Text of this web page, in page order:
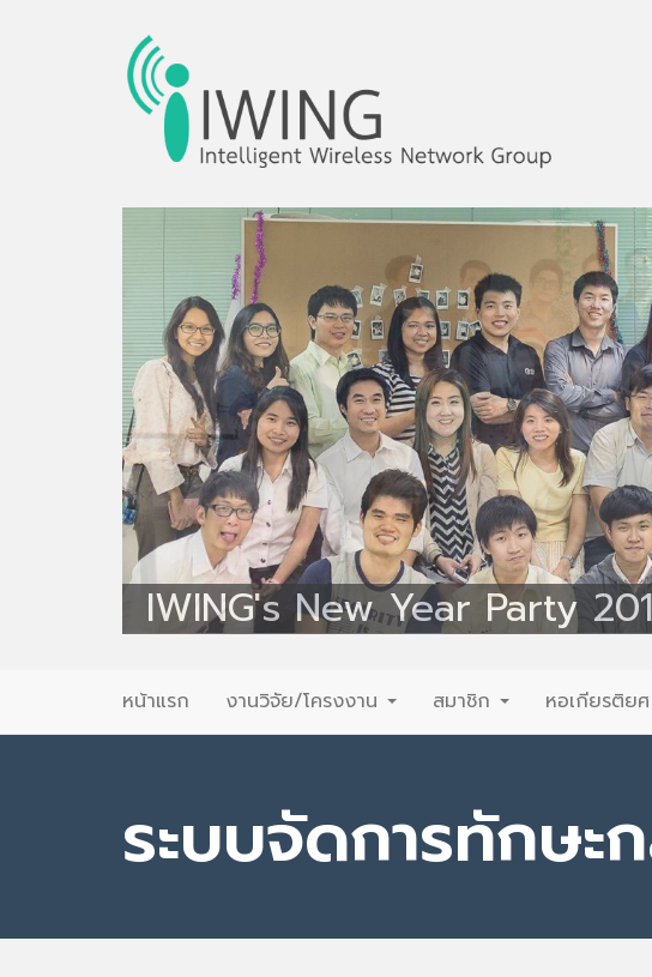
Intelligent Wireless
IWING's New Year Party
Primary
content
หน้าแรก งานวิจัย/โครงงาน สมาชิก หอเกียรติยศ
ระบบจัดการทักษะ